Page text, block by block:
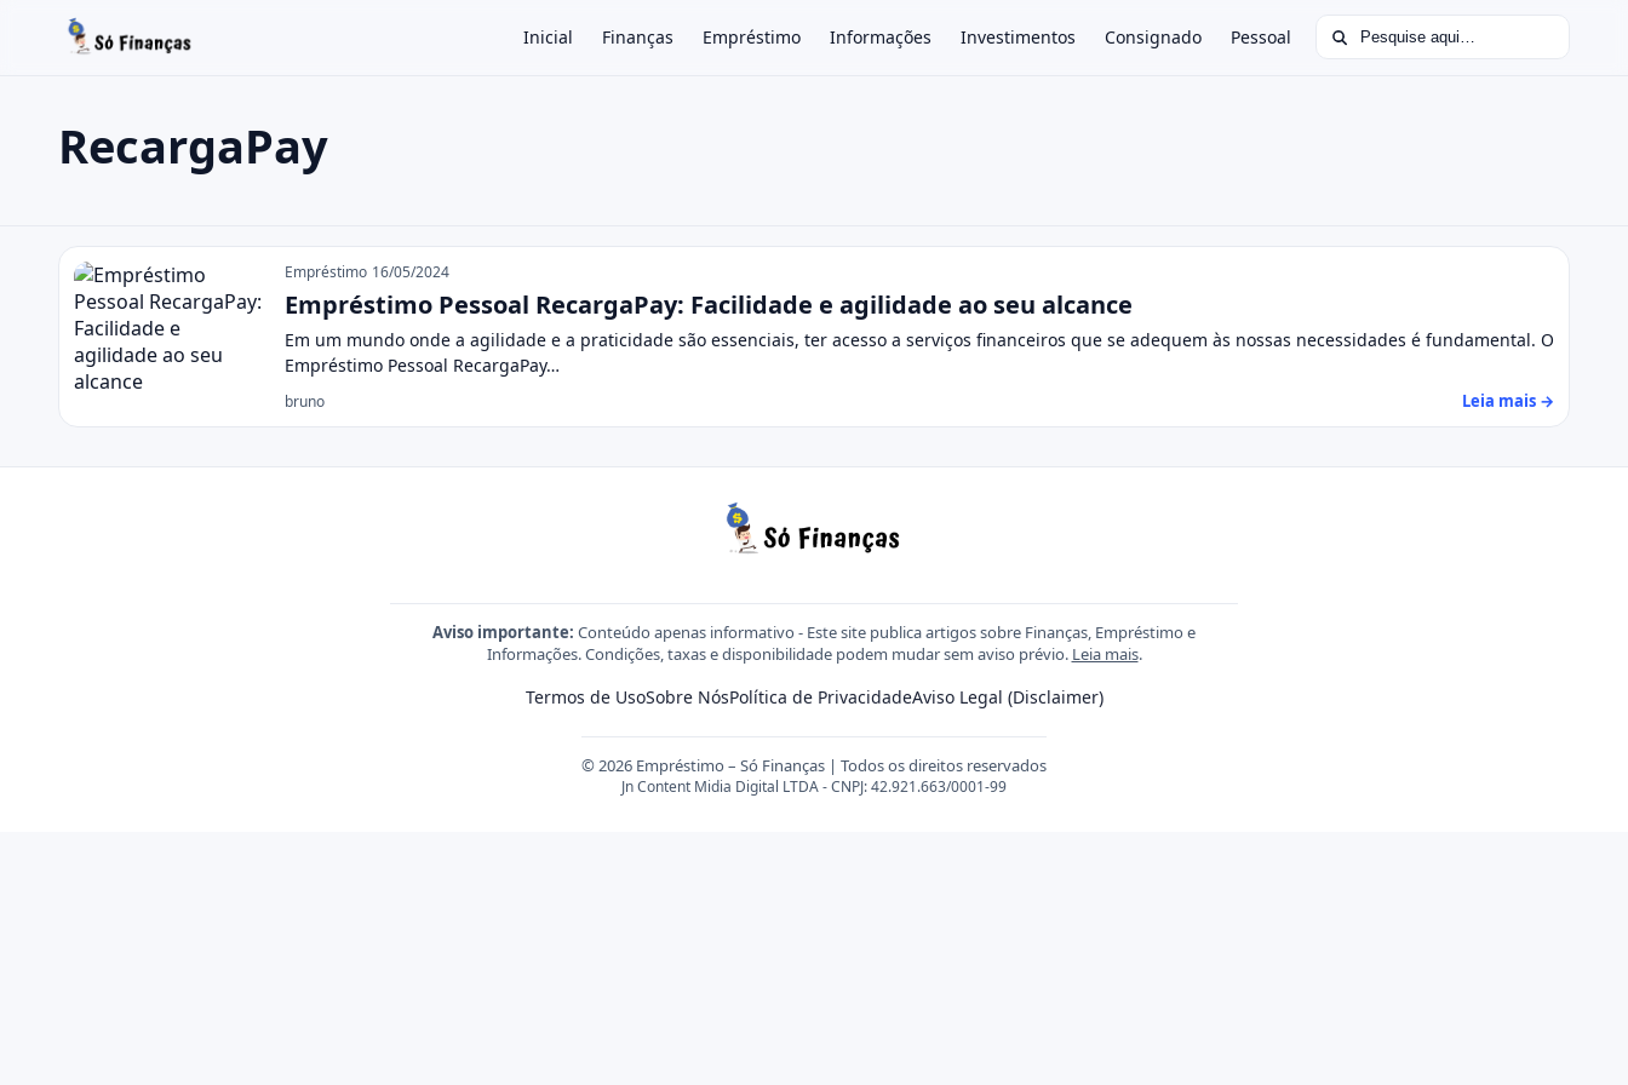
Inicial Finanças Empréstimo Informações Investimentos Consignado Pessoal Buscar por:
Buscar no site
Pressione Enter para buscar ou ESC para fechar.
RecargaPay
RecargaPay Empréstimo 16/05/2024
Empréstimo Pessoal RecargaPay: Facilidade e agilidade ao seu alcance
Em um mundo onde a agilidade e a praticidade são essenciais, ter acesso a serviços financeiros que se adequem às nossas necessidades é fundamental. O
Empréstimo Pessoal RecargaPay…
bruno Leia mais →
Aviso importante: Conteúdo apenas informativo - Este site publica artigos sobre Finanças, Empréstimo e
Informações. Condições, taxas e disponibilidade podem mudar sem aviso prévio. Leia mais.
Termos de UsoSobre NósPolítica de PrivacidadeAviso Legal (Disclaimer)
© 2026 Empréstimo – Só Finanças | Todos os direitos reservados
Jn Content Midia Digital LTDA - CNPJ: 42.921.663/0001-99